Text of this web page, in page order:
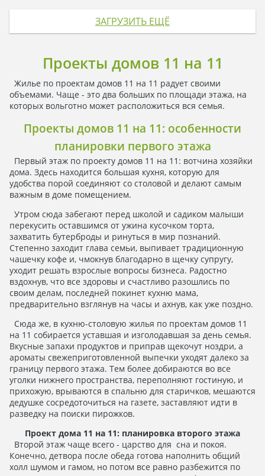
ЗАГРУЗИТЬ ЕЩЁ
Проекты домов 11 на 11
Жилье по проектам домов 11 на 11 радует своими
объемами. Чаще - это два больших по площади этажа, на
которых вольготно может расположиться вся семья.
Проекты домов 11 на 11: особенности
планировки первого этажа
Первый этаж по проекту домов 11 на 11: вотчина хозяйки
дома. Здесь находится большая кухня, которую для
удобства порой соединяют со столовой и делают самым
важным в доме помещением.
Утром сюда забегают перед школой и садиком малыши
перекусить оставшимся от ужина кусочком торта,
захватить бутерброды и ринуться в мир познаний.
Степенно заходит глава семьи, выпивает традиционную
чашечку кофе и, чмокнув благодарно в щечку супругу,
уходит решать взрослые вопросы бизнеса. Радостно
вздохнув, что все здоровы и счастливо разошлись по
своим делам, последней покинет кухню мама,
предварительно взглянув на часы и ахнув, как уже поздно.
Сюда же, в кухню-столовую жилья по проектам домов 11
на 11 собирается уставшая и изголодавшая за день семья.
Вкусные запахи продуктов и приправ щекочут ноздри, а
ароматы свежеприготовленной выпечки уходят далеко за
границу первого этажа. Тем более добираются во все
уголки нижнего пространства, переполняют гостиную, и
прихожую, врываются в спальню для старичков, мешаются
дедушке сосредоточиться на газете, заставляют идти в
разведку на поиски пирожков.
Проект дома 11 на 11: планировка второго этажа
Второй этаж чаще всего - царство для сна и покоя.
Конечно, детвора после обеда готова наполнить общий
холл шумом и гамом, но потом все равно разбежится по